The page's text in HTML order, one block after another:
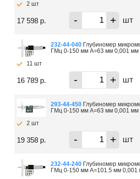
2 шт
17 598 р. - + шт
232-44-040 Глубиномер
ГМц 0-150 мм А=63 мм 0,001 мм
11 шт
16 789 р. - + шт
293-44-450 Глубиномер
ГМц 0-150 мм А=63 мм 0,001 мм
2 шт
19 358 р. - + шт
232-44-240 Глубиномер
ГМц 0-150 мм А=101.5 мм 0,001